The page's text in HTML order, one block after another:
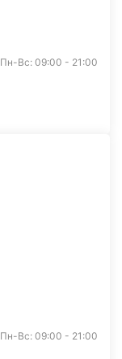
Пн-Вс: 09:00 - 21:00
Пн-Вс: 09:00 - 21:00